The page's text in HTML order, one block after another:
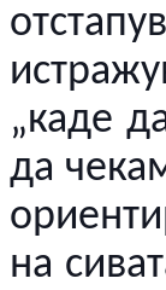
„каде
да
на